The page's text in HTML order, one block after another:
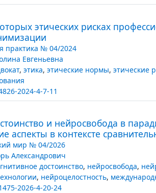
этических рисках
практика № 04/2024
Евгеньевна
, этика, этические нормы, этические
2024-4-7-11
и нейросвобода в
аспекты в контексте
мир № 04/2026
Александрович
достоинство, нейросвобода,
, нейроцелостность,
2026-4-20-24